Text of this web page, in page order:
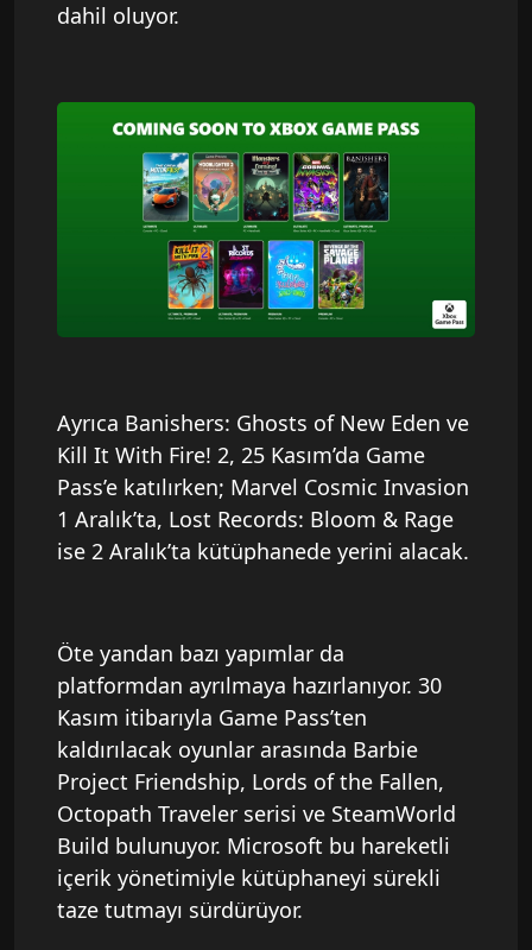
dahil oluyor.
Ayrıca Banishers: Ghosts of New Eden ve
Kill It With Fire! 2, 25 Kasım’da Game
Pass’e katılırken; Marvel Cosmic Invasion
1 Aralık’ta, Lost Records: Bloom & Rage
ise 2 Aralık’ta kütüphanede yerini alacak.
Öte yandan bazı yapımlar da
platformdan ayrılmaya hazırlanıyor. 30
Kasım itibarıyla Game Pass’ten
kaldırılacak oyunlar arasında Barbie
Project Friendship, Lords of the Fallen,
Octopath Traveler serisi ve SteamWorld
Build bulunuyor. Microsoft bu hareketli
içerik yönetimiyle kütüphaneyi sürekli
taze tutmayı sürdürüyor.